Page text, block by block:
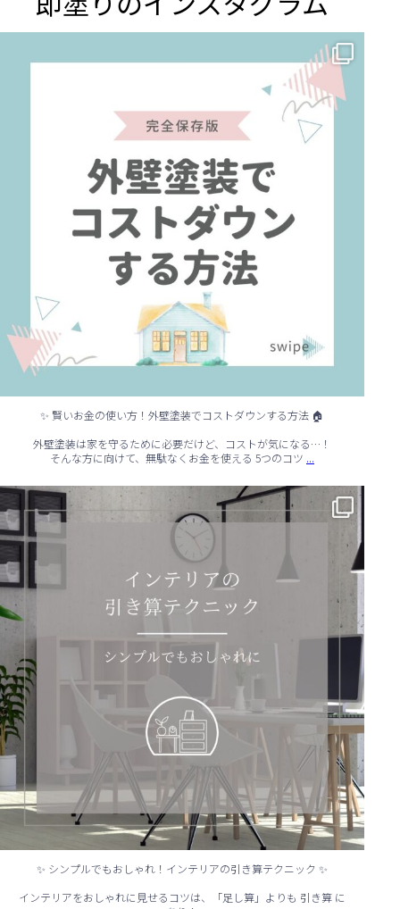
✨ 賢いお金の使い方！外壁塗装でコストダウンする方法 🏠
✨ 賢いお金の使い方！外壁塗装でコストダウンする方法 🏠
外壁塗装は家を守るために必要だけど、コストが気になる…！
そんな方に向けて、無駄なくお金を使える 5つのコツ ...
✨ シンプルでもおしゃれ！インテリアの引き算テクニック ✨
...
✨ シンプルでもおしゃれ！インテリアの引き算テクニック ✨
インテリアをおしゃれに見せるコツは、「足し算」よりも 引き算 に